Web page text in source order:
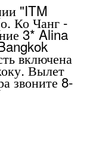
"ITM
Ко Чанг -
3* Alina
включена
Вылет
звоните 8-